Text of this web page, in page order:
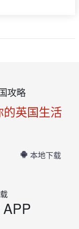
攻略
英国生活
本地下载